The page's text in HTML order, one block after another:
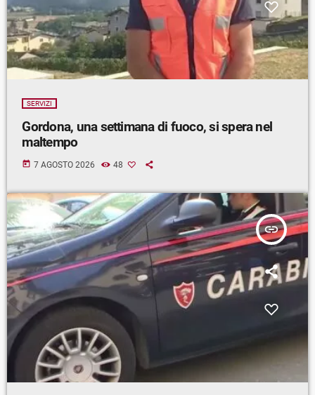
SERVIZI
Gordona, una settimana di fuoco, si spera nel
maltempo
today 7 AGOSTO 2026 48
insert_link